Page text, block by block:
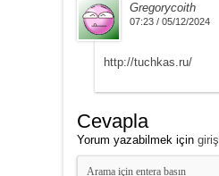
Gregorycoith
07:23 / 05/12/2024
http://tuchkas.ru/
Cevapla
Yorum yazabilmek için giriş